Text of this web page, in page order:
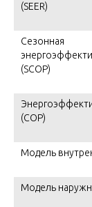
(SEER)
Сезонная
(SCOP)
(COP)
Модель
Модель